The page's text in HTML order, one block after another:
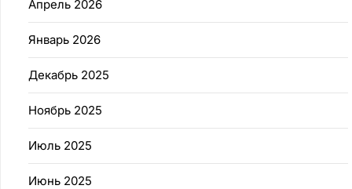
Апрель 2026
Январь 2026
Декабрь 2025
Ноябрь 2025
Июль 2025
Июнь 2025